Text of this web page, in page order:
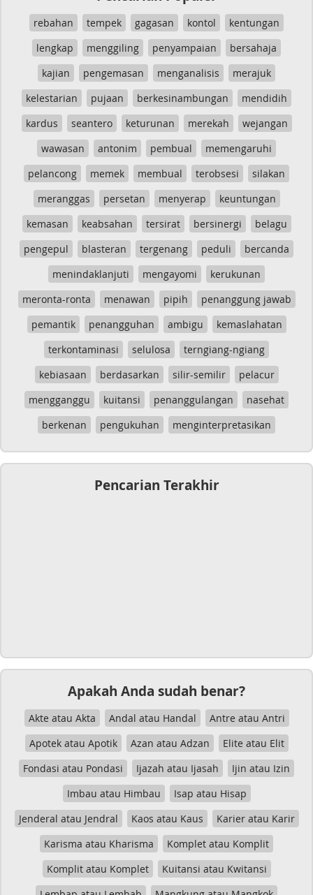
rebahan tempek gagasan kontol
kentungan
lengkap
menggiling penyampaian
bersahaja
kajian
pengemasan menganalisis
merajuk
kelestarian
pujaan berkesinambungan
mendidih
kardus
seantero keturunan merekah
wejangan
wawasan
antonim pembual
memengaruhi
pelancong
memek membual terobsesi
silakan
meranggas
persetan menyerap
keuntungan
kemasan
keabsahan tersirat bersinergi
belagu
pengepul
blasteran tergenang peduli
bercanda
menindaklanjuti
mengayomi
kerukunan
meronta-ronta
menawan pipih
penanggung jawab
pemantik
penangguhan ambigu
kemaslahatan
terkontaminasi
selulosa
terngiang-ngiang
kebiasaan
berdasarkan silir-semilir
pelacur
mengganggu
kuitansi penanggulangan
nasehat
berkenan
pengukuhan menginterpretasikan
Pencarian Terakhir
Apakah Anda sudah benar?
Akte atau Akta Andal atau Handal
Antre atau Antri
Apotek atau Apotik
Azan atau Adzan
Elite atau Elit
Fondasi atau Pondasi
Ijazah atau Ijasah
Ijin atau Izin
Imbau atau Himbau
Isap atau Hisap
Jenderal atau Jendral
Kaos atau Kaus
Karier atau Karir
Karisma atau Kharisma
Komplet atau Komplit
Komplit atau Komplet
Kuitansi atau Kwitansi